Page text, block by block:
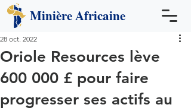
MinièreAfricaine
Oriole Resources lève
600 000 £ pour faire
progresser ses actifs au
28 oct. 2022